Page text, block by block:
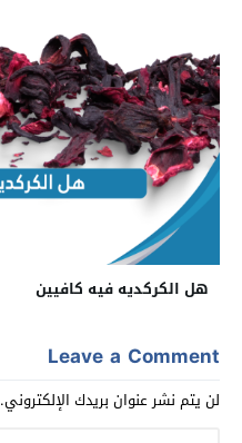
هل الكركديه فيه كافيين
Leave a Comment
لن يتم نشر عنوان بريدك الإلكتروني.